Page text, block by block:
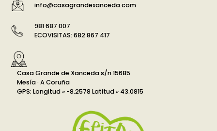
info@casagrandexanceda.com
981 687 007
ECOVISITAS: 682 867 417
Casa Grande de Xanceda s/n 15685
Mesía · A Coruña
GPS: Longitud » -8.2578 Latitud » 43.0815